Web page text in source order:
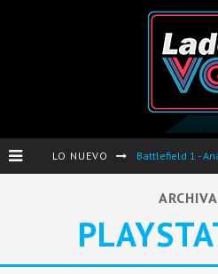
LO NUEVO Battlefield 1 -
Pro Evolution